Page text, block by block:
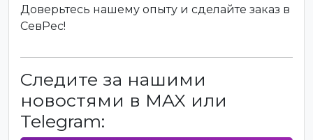
Доверьтесь нашему опыту и сделайте заказ в
СевРес!
Следите за нашими
новостями в MAX или
Telegram: